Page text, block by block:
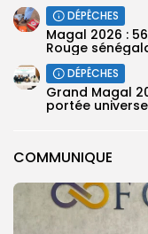
COMMUNIQUE
DÉPÊCHES
Magal 2026 :
Rouge
DÉPÊCHES
Grand Magal
portée